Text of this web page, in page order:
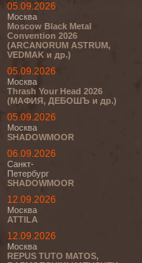
05.09.2026
Москва
Moscow Black Metal
Convention 2026
(ARCANORUM ASTRUM,
VEDMAK и др.)
05.09.2026
Москва
Thrash Your Head 2026
(МАФИЯ, ДЕБОШЪ и др.)
05.09.2026
Москва
SHADOWMOOR
06.09.2026
Санкт-
Петербург
SHADOWMOOR
12.09.2026
Москва
ATTILA
12.09.2026
Москва
REPUS TUTO MATOS,